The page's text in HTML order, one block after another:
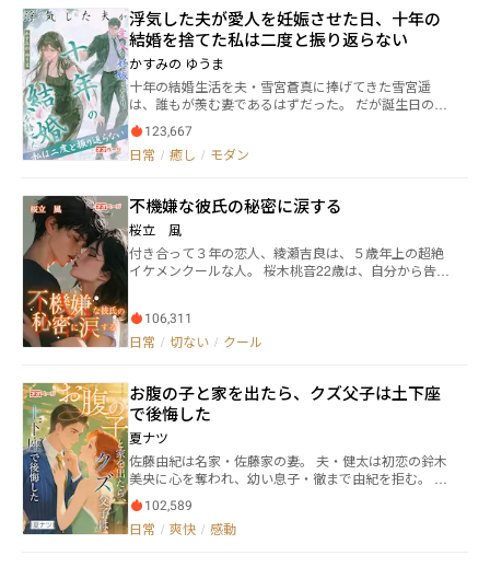
ノベストリートにも投稿しております（ネオページで
先行投稿しております） ※※※ネオページ連載契約作品
【毎週火・土曜 夜更新】※※※
サラの気持ちを無視して婚約が成立し、一年が過ぎた
ころ、ジェラール王子はサラに「真実の愛を見つけた
ので、婚約を破棄する」と言い放った。 それだけであ
れば、望まぬ婚約を破棄されただけだったのだが、ジ
ェラール王子はサラを暗殺未遂の罪で追放したのだっ
た。 僻地ランドールへ追放されたサラは、ある日突然
身に付けた異能の力を使い、一人暮らしを満喫してい
た。 そこにエリオットとハンナと言う旅の父娘が現
れ、奇妙な三人暮らしが始まったのだった。
浮気した夫が愛人を妊娠させた日、十年の
結婚を捨てた私は二度と振り返らない
かすみの ゆうま
十年の結婚生活を夫・雪宮蒼真に捧げてきた雪宮遥
は、誰もが羨む妻であるはずだった。 だが誕生日の
夜、恩人を名乗る藤原美由紀が忍び込み、温かな家庭
は音を立てて崩れ始める。 蒼真は彼女を庇い、義母・
佳代も跡継ぎのために美由紀を手厚く迎え入れる。孤
見さえ奪った。 積み重なる裏切りと屈辱の果て、遥の
心は完全に凍りつき、やがて静かな決意へと変わる――す
べてを捨て、必ず彼らに思い知らせる。
123,667
日常 / 癒し / モダン
不機嫌な彼氏の秘密に涙する
桜立 風
付き合って３年の恋人、綾瀬吉良は、５歳年上の超絶
イケメンクールな人。 桜木桃音22歳は、自分から告白
きしめたり、そもそも会えなかったり、連絡もあまり
してくるなとか言うし…本当に自分は愛されているの
本心は意外なもので…
106,311
日常 / 切ない / クール
お腹の子と家を出たら、クズ父子は土下座
で後悔した
夏ナツ
佐藤由紀は名家・佐藤家の妻。 夫・健太は初恋の鈴木
美央に心を奪われ、幼い息子・徹まで由紀を拒む。 別
荘で突き落とされ流産寸前——だが新しい命は奇跡的
に助かる。 侮辱と冤罪の連鎖に終止符を打つため、由
紀はお腹の子と離婚を決意し家を出る。 先輩高橋修一
102,589
日常 / 爽快 / 感動